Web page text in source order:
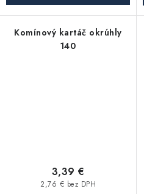
Komínový kartáč okrúhly
140
2,76 € bez DPH
3,39 €